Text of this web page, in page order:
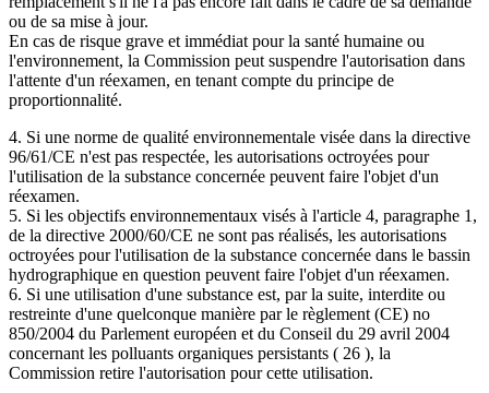
ou de sa mise à jour.
En cas de risque grave et immédiat pour la santé humaine ou
l'environnement, la Commission peut suspendre l'autorisation dans
l'attente d'un réexamen, en tenant compte du principe de
proportionnalité.
4. Si une norme de qualité environnementale visée dans la directive
96/61/CE n'est pas respectée, les autorisations octroyées pour
l'utilisation de la substance concernée peuvent faire l'objet d'un
réexamen.
5. Si les objectifs environnementaux visés à l'article 4, paragraphe 1,
de la directive 2000/60/CE ne sont pas réalisés, les autorisations
octroyées pour l'utilisation de la substance concernée dans le bassin
hydrographique en question peuvent faire l'objet d'un réexamen.
6. Si une utilisation d'une substance est, par la suite, interdite ou
restreinte d'une quelconque manière par le règlement (CE) no
850/2004 du Parlement européen et du Conseil du 29 avril 2004
concernant les polluants organiques persistants ( 26 ), la
Commission retire l'autorisation pour cette utilisation.